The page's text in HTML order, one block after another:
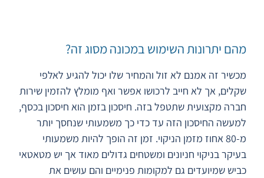
מהם יתרונות השימוש במכונה מסוג זה?
מכשיר זה אמנם לא זול והמחיר שלו יכול להגיע לאלפי
שקלים, אך לא חייב לרכושו אפשר ואף מומלץ להזמין שירות
חברה מקצועית שתטפל בזה. חיסכון בזמן הוא חיסכון בכסף,
למעשה החיסכון הזה עד כדי כך משמעותי שנחסך יותר
מ-80 אחוז מזמן הניקוי. זמן זה הופך להיות משמעותי
בעיקר בניקוי חניונים ומשטחים גדולים מאוד אך יש מטאטאי
כביש שמיועדים גם למקומות פנימיים והם עושים את